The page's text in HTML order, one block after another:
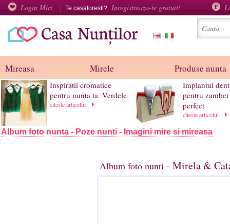
Login Miri Te casatoresti? Inregistreaza-te gratuit!
Mireasa Mirele Produse nunta
Inspiratii cromatice
pentru nunta ta. Verdele
citeste articolul
Implantul
pentru zambet
perfect
citeste articolul
Album foto nunta - Poze nunti - Imagini mire si mireasa
Album foto nunti - Mirela &